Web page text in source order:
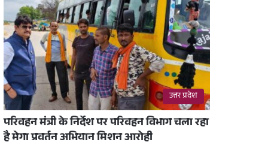
उत्तर प्रदेश
परिवहन मंत्री के निर्देश पर परिवहन विभाग चला रहा
है मेगा प्रवर्तन अभियान मिशन आरोही